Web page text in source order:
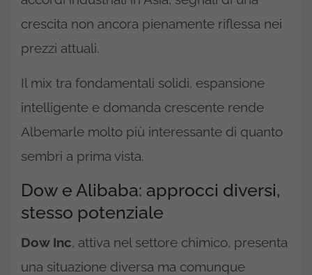
crescita non ancora pienamente riflessa nei
prezzi attuali.
Il mix tra fondamentali solidi, espansione
intelligente e domanda crescente rende
Albemarle molto più interessante di quanto
sembri a prima vista.
Dow e Alibaba: approcci diversi,
stesso potenziale
Dow Inc, attiva nel settore chimico, presenta
una situazione diversa ma comunque